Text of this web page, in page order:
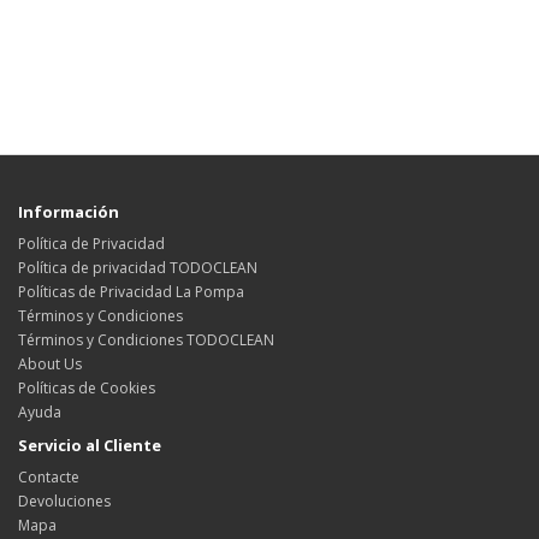
Información
Política de Privacidad
Política de privacidad TODOCLEAN
Políticas de Privacidad La Pompa
Términos y Condiciones
Términos y Condiciones TODOCLEAN
About Us
Políticas de Cookies
Ayuda
Servicio al Cliente
Contacte
Devoluciones
Mapa